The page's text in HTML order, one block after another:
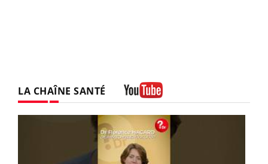
LA CHAÎNE SANTÉ